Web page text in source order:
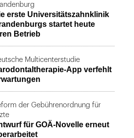
erste Universitätszahnklinik
startet heute
Betrieb
Multicenterstudie
App verfehlt
der Gebührenordnung für
für GOÄ-Novelle erneut